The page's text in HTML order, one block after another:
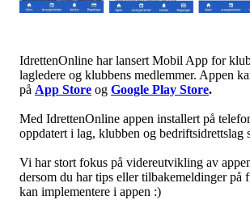
IdrettenOnline har lansert Mobil App for
lagledere og klubbens medlemmer. Appen
på App Store og Google Play Store.
Med IdrettenOnline appen installert på
oppdatert i lag, klubben og bedriftsidrettslag
Vi har stort fokus på videreutvikling av
dersom du har tips eller tilbakemeldinger på
kan implementere i appen :)